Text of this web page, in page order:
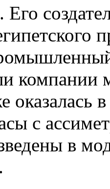
Его
компании
оказалась
с
в